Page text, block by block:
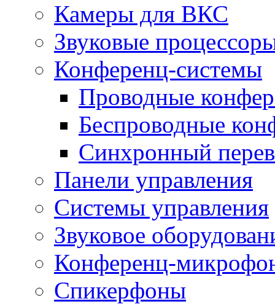
Камеры для ВКС
Звуковые
Конференц-системы
Проводные
Беспроводные
Синхронный
Панели управления
Системы управления
Звуковое
Конференц-
Спикерфоны